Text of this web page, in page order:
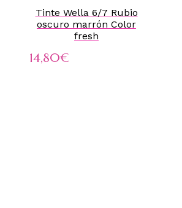
Tinte Wella 6/7 Rubio
oscuro marrón Color
fresh
14,80€